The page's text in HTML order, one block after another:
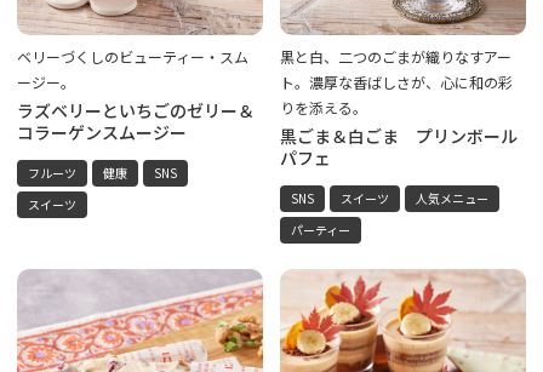
ベリーづくしのビューティー・スム
ージー。
ラズベリーといちごのゼリー＆
コラーゲンスムージー
フルーツ 健康
SNS
スイーツ
黒と白、二つのごまが織りなすアー
ト。濃厚な香ばしさが、心に和の彩
りを添える。
黒ごま＆白ごま プリンボール
パフェ
SNS スイーツ
人気メニュー
パーティー